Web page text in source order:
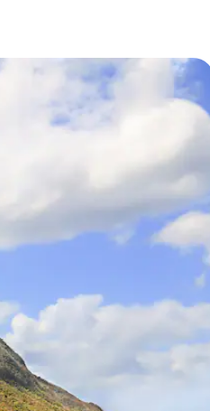
o explora con el tacto o desliza